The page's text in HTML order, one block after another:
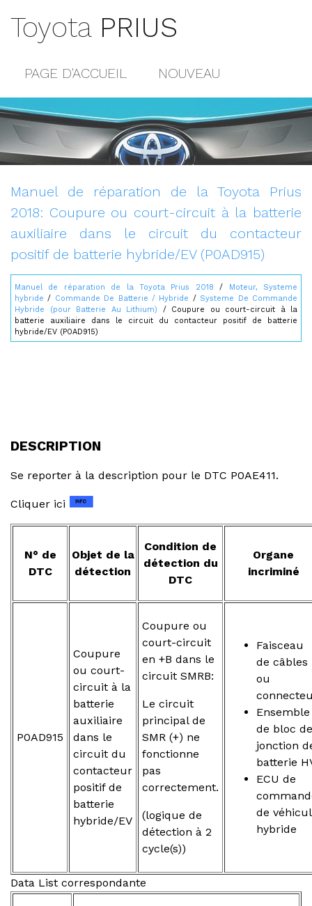
Toyota PRIUS
PAGE D'ACCUEIL NOUVEAU
POPULAIRE
CONTACTS
Manuel de réparation de la Toyota Prius
2018: Coupure ou court-circuit à la batterie
auxiliaire dans le circuit du contacteur
positif de batterie hybride/EV (P0AD915)
Manuel de réparation de la Toyota Prius 2018 /
Moteur, Systeme
hybride / Commande De Batterie / Hybride / Systeme De Commande
Hybride (pour Batterie Au Lithium) / Coupure ou court-circuit à la
batterie auxiliaire dans le circuit du contacteur positif de batterie
hybride/EV (P0AD915)
DESCRIPTION
Se reporter à la description pour le DTC P0AE411.
Cliquer ici
N° de
DTC
Objet de la
détection
Condition de
détection du
DTC
Organe
incriminé
P0AD915
Coupure
ou court-
circuit à la
batterie
auxiliaire
dans le
circuit du
contacteur
positif de
batterie
hybride/EV
Coupure ou
court-circuit
en +B dans le
circuit SMRB:
Le circuit
principal de
SMR (+) ne
fonctionne
pas
correctement.
(logique de
détection à 2
cycle(s))
Faisceau
de câbles
ou
Ensemble
de bloc de
jonction
batterie
ECU de
de
hybride
Data List correspondante